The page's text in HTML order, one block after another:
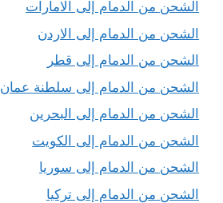
الشحن من الدمام إلى الامارات
الشحن من الدمام إلى الاردن
الشحن من الدمام إلى قطر
الشحن من الدمام إلى سلطنة عمان
الشحن من الدمام إلى البحرين
الشحن من الدمام إلى الكويت
الشحن من الدمام إلى سوريا
الشحن من الدمام إلى تركيا